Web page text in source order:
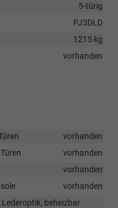
5-türig
PJ3DLD
1215 kg
vorhanden
vorhanden
vorhanden
vorhanden
vorhanden
beheizbar